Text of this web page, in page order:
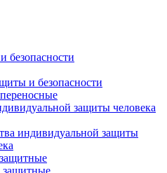
безопасности
и безопасности
защиты человека
индивидуальной защиты
защитные